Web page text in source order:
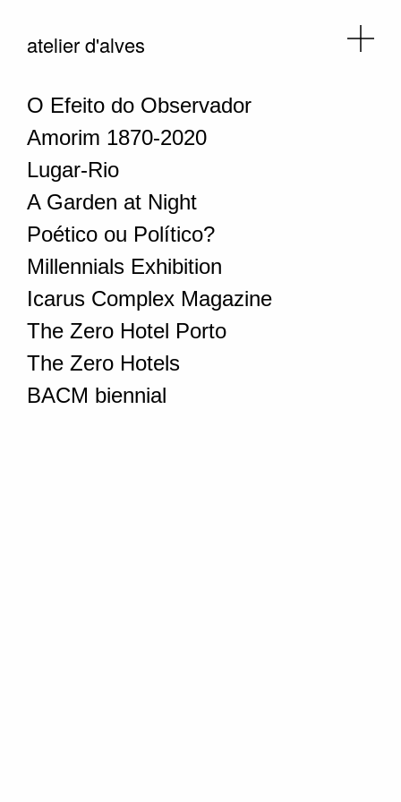
atelier d'alves
O Efeito do Observador
Amorim 1870-2020
Lugar-Rio
A Garden at Night
Poético ou Político?
Millennials Exhibition
Icarus Complex Magazine
The Zero Hotel Porto
The Zero Hotels
BACM biennial